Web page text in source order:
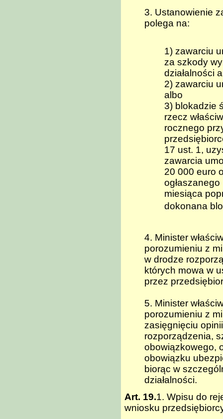
3. Ustanowienie
polega na:
1) zawarciu
za szkody
działalności
2) zawarciu
albo
3) blokadzie
rzecz
rocznego
17 ust. 1,
zawarcia
20 000 euro
miesiąca
dokonana
4. Minister
porozumieniu z
w drodze
których mowa w
przez
5. Minister
porozumieniu z
zasięgnięciu
rozporządzenia,
obowiązkowego,
obowiązku
biorąc w
działalności.
Art. 19.1. Wpisu do
wniosku